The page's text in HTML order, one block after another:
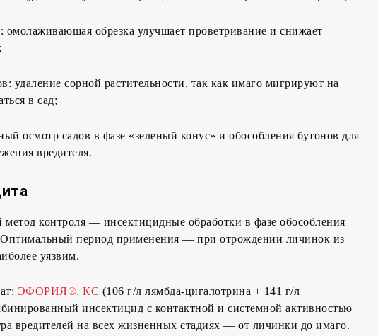
обрезка улучшает проветривание и снижает
удаление сорной растительности, так как имаго мигрируют на
в сад;
осмотр садов в фазе «зеленый конус» и обособления бутонов для
вредителя.
контроля — инсектицидные обработки в фазе обособления
Оптимальный период применения — при отрождении личинок из
уязвим.
ЭФОРИЯ®, КС (106 г/л лямбда-цигалотрина + 141 г/л
инсектицид с контактной и системной активностью
вредителей на всех жизненных стадиях — от личинки до имаго.